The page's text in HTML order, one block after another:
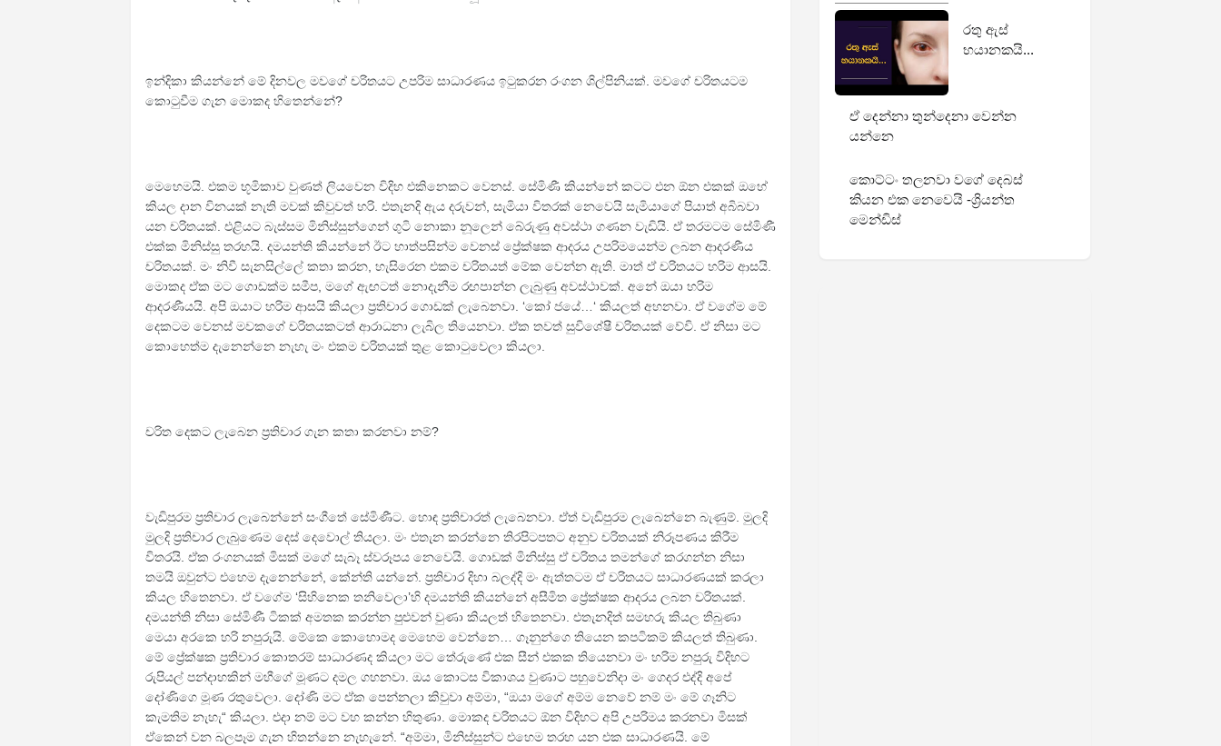
ඉන්දිකා කියන්නේ මේ දිනවල මවගේ චරිතයට උපරිම සාධාරණය ඉටුකරන රංගන ශිල්පිනියක්. මවගේ චරිතයටම
කොටුවීම ගැන මොකද හිතෙන්නේ?
මෙහෙමයි. එකම භූමිකාව වුණත් ලියවෙන විදිහ එකිනෙකට වෙනස්. සේමිණී කියන්නේ කටට එන ඕන එකක් ඔහේ
කියල දාන විනයක් නැති මවක් කිවුවත් හරි. එතැනදි ඇය දරුවන්, සැමියා විතරක් නෙවෙයි සැමියාගේ පියාත් අබිබවා
යන චරිතයක්. එළියට බැස්සම මිනිස්සුන්ගෙන් ගුටි නොකා නූලෙන් බේරුණු අවස්ථා ගණන වැඩියි. ඒ තරමටම සේමිණී
එක්ක මිනිස්සු තරහයි. දමයන්ති කියන්නේ ඊට හාත්පසින්ම වෙනස් ප්‍රේක්ෂක ආදරය උපරිමයෙන්ම ලබන ආදරණීය
චරිතයක්. මං නිවී සැනසිල්ලේ කතා කරන, හැසිරෙන එකම චරිතයත් මේක වෙන්න ඇති. මාත් ඒ චරිතයට හරිම ආසයි.
මොකද ඒක මට ගොඩක්ම සමීප, මගේ ඇඟටත් නොදැනීම රඟපාන්න ලැබුණු අවස්ථාවක්. අනේ ඔයා හරිම
ආදරණීයයි. අපි ඔයාට හරිම ආසයි කියලා ප්‍රතිචාර ගොඩක් ලැබෙනවා. ‘කෝ ජයේ…‘ කියලත් අහනවා. ඒ වගේම මේ
දෙකටම වෙනස් මවකගේ චරිතයකටත් ආරාධනා ලැබිල තියෙනවා. ඒක තවත් සුවිශේෂී චරිතයක් වේවි. ඒ නිසා මට
කොහෙත්ම දැනෙන්නෙ නැහැ මං එකම චරිතයක් තුළ කොටුවෙලා කියලා.
චරිත දෙකට ලැබෙන ප්‍රතිචාර ගැන කතා කරනවා නම්?
වැඩිපුරම ප්‍රතිචාර ලැබෙන්නේ සංගීතේ සේමිණීට. හොඳ ප්‍රතිචාරත් ලැබෙනවා. ඒත් වැඩිපුරම ලැබෙන්නෙ බැණුම්. මුලදි
මුලදි ප්‍රතිචාර ලැබුණෙම දෙස් දෙවොල් තියලා. මං එතැන කරන්නෙ තිරපිටපතට අනුව චරිතයක් නිරූපණය කිරීම
විතරයි. ඒක රංගනයක් මිසක් මගේ සැබෑ ස්වරූපය නෙවෙයි. ගොඩක් මිනිස්සු ඒ චරිතය තමන්ගේ කරගන්න නිසා
තමයි ඔවුන්ට එහෙම දැනෙන්නේ, කේන්ති යන්නේ. ප්‍රතිචාර දිහා බලද්දි මං ඇත්තටම ඒ චරිතයට සාධාරණයක් කරලා
කියල හිතෙනවා. ඒ වගේම ‘සිහිනෙක තනිවෙලා’හි දමයන්ති කියන්නේ අසීමිත ප්‍රේක්ෂක ආදරය ලබන චරිතයක්.
දමයන්ති නිසා සේමිණී ටිකක් අමතක කරන්න පුළුවන් වුණා කියලත් හිතෙනවා. එතැනදිත් සමහරු කියල තිබුණා
මෙයා අරකෙ හරි නපුරුයි. මේකෙ කොහොමද මෙහෙම වෙන්නෙ… ගෑනුන්ගෙ තියෙන කපටිකම් කියලත් තිබුණා.
මේ ප්‍රේක්ෂක ප්‍රතිචාර කොතරම් සාධාරණද කියලා මට තේරුණේ එක සීන් එකක තියෙනවා මං හරිම නපුරු විදිහට
රුපියල් පන්දාහකින් මහී‍ගේ මූණට දමල ගහනවා. ඔය කොටස විකාශය වුණාට පහුවෙනිදා මං ගෙදර එද්දි අපේ
දෝණිගෙ මූණ රතුවෙලා. දෝණි මට ඒක පෙන්නලා කිවුවා අම්මා, “ඔයා මගේ අම්ම නෙවේ නම් මං මේ ගෑනිට
කැමතිම නැහැ“ කියලා. එදා නම් මට වහ කන්න හිතුණා. මොකද චරිතයට ඕන විදිහට අපි උපරිමය කරනවා මිසක්
ඒකෙන් වන බලපෑම ගැන හිතන්නෙ නැහැනේ. “අම්මා, මිනිස්සුන්ට එහෙම තරහ යන එක සාධාරණයි. මේ